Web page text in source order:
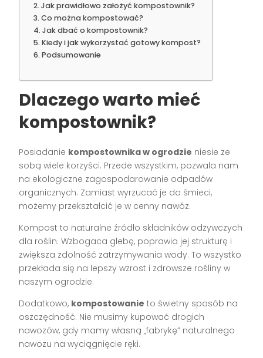
Jak prawidłowo założyć kompostownik?
Co można kompostować?
Jak dbać o kompostownik?
Kiedy i jak wykorzystać gotowy kompost?
Podsumowanie
Dlaczego warto mieć
kompostownik?
Posiadanie kompostownika w ogrodzie niesie ze
sobą wiele korzyści. Przede wszystkim, pozwala nam
na ekologiczne zagospodarowanie odpadów
organicznych. Zamiast wyrzucać je do śmieci,
możemy przekształcić je w cenny nawóz.
Kompost to naturalne źródło składników odżywczych
dla roślin. Wzbogaca glebę, poprawia jej strukturę i
zwiększa zdolność zatrzymywania wody. To wszystko
przekłada się na lepszy wzrost i zdrowsze rośliny w
naszym ogrodzie.
Dodatkowo, kompostowanie to świetny sposób na
oszczędność. Nie musimy kupować drogich
nawozów, gdy mamy własną „fabrykę” naturalnego
nawozu na wyciągnięcie ręki.